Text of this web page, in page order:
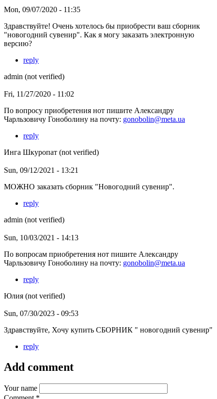
Mon, 09/07/2020 - 11:35
Здравствуйте! Очень хотелось бы приобрести ваш сборник
"новогодний сувенир". Как я могу заказать электронную
версию?
reply
admin (not verified)
Fri, 11/27/2020 - 11:02
По вопросу приобретения нот пишите Александру
Чарльзовичу Гоноболину на почту: gonobolin@meta.ua
reply
Инга Шкуропат (not verified)
Sun, 09/12/2021 - 13:21
МОЖНО заказать сборник "Новогодний сувенир".
reply
admin (not verified)
Sun, 10/03/2021 - 14:13
По вопросам приобретения нот пишите Александру
Чарльзовичу Гоноболину на почту: gonobolin@meta.ua
reply
Юлия (not verified)
Sun, 07/30/2023 - 09:53
Здравствуйте, Хочу купить СБОРНИК " новогодний сувенир"
reply
Add comment
Your name